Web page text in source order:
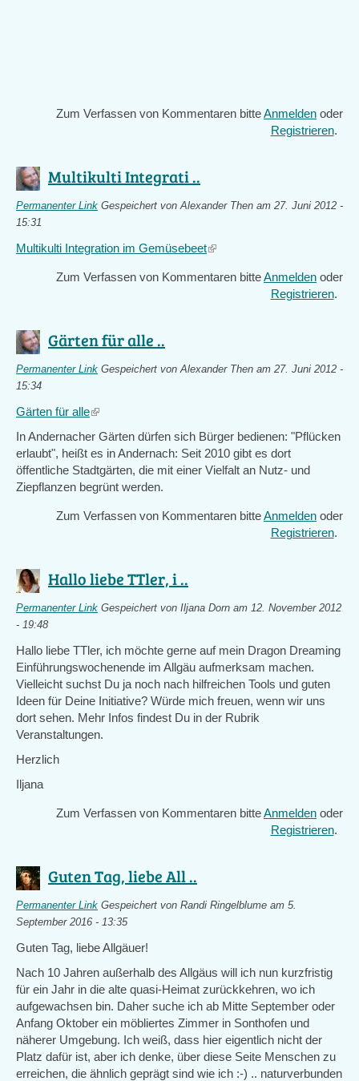
Zum Verfassen von Kommentaren bitteAnmelden oder
Registrieren.
Multikulti Integrati ..
Permanenter Link Gespeichert vonAlexander Then am 27. Juni 2012 -
15:31
Multikulti Integration im Gemüsebeet(link
external)
Zum Verfassen von Kommentaren bitteAnmelden oder
Registrieren.
Gärten für alle ..
Permanenter Link Gespeichert vonAlexander Then am 27. Juni 2012 -
15:34
Gärten für alle(link
external)
In Andernacher Gärten dürfen sich Bürger bedienen: "Pflücken
erlaubt", heißt es in Andernach: Seit 2010 gibt es dort
öffentliche Stadtgärten, die mit einer Vielfalt an Nutz- und
Ziepflanzen begrünt werden.
Zum Verfassen von Kommentaren bitteAnmelden oder
Registrieren.
Hallo liebe TTler, i ..
Permanenter Link Gespeichert von Iljana Dorn am 12. November 2012
- 19:48
Hallo liebe TTler, ich möchte gerne auf mein Dragon Dreaming
Einführungswochenende im Allgäu aufmerksam machen.
Vielleicht suchst Du ja noch nach hilfreichen Tools und guten
Ideen für Deine Initiative? Würde mich freuen, wenn wir uns
dort sehen. Mehr Infos findest Du in der Rubrik
Veranstaltungen.
Herzlich
Iljana
Zum Verfassen von Kommentaren bitteAnmelden oder
Registrieren.
Guten Tag, liebe All ..
Permanenter Link Gespeichert von Randi Ringelblume am 5.
September 2016 - 13:35
Guten Tag, liebe Allgäuer!
Nach 10 Jahren außerhalb des Allgäus will ich nun kurzfristig
für ein Jahr in die alte quasi-Heimat zurückkehren, wo ich
aufgewachsen bin. Daher suche ich ab Mitte September oder
Anfang Oktober ein möbliertes Zimmer in Sonthofen und
näherer Umgebung. Ich weiß, dass hier eigentlich nicht der
Platz dafür ist, aber ich denke, über diese Seite Menschen zu
erreichen, die ähnlich geprägt sind wie ich :-) .. naturverbunden